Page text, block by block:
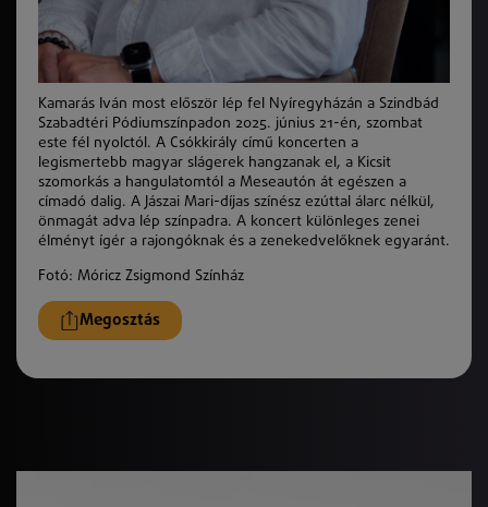
Kamarás Iván most először lép fel Nyíregyházán a Szindbád
Szabadtéri Pódiumszínpadon 2025. június 21-én, szombat
este fél nyolctól. A Csókkirály című koncerten a
legismertebb magyar slágerek hangzanak el, a Kicsit
szomorkás a hangulatomtól a Meseautón át egészen a
címadó dalig. A Jászai Mari-díjas színész ezúttal álarc nélkül,
önmagát adva lép színpadra. A koncert különleges zenei
élményt ígér a rajongóknak és a zenekedvelőknek egyaránt.
Fotó: Móricz Zsigmond Színház
Megosztás